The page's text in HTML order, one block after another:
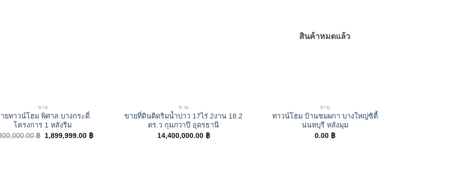
ขาย
ยทาวน์โฮม พิศาล บางกระดี่
โครงการ 1 หลังริม
฿ Original
price
1,899,999.00 ฿Current
ขาย
ขายที่ดินติดริมน้ำปาว 17ไร่ 2งาน 18.2
ตร.ว กุมภวาปี อุดรธานี
14,400,000.00 ฿
สินค้าหมดแล้ว
ขาย
ทาวน์โฮม บ้านชมผกา บางใหญ่ซิตี้
นนทบุรี หลังมุม
0.00 ฿